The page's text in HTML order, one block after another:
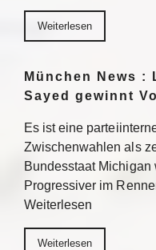
Weiterlesen
München News :
Sayed gewinnt
Es ist eine
Zwischenwahlen als
Bundesstaat Michigan
Progressiver im
Weiterlesen
Weiterlesen